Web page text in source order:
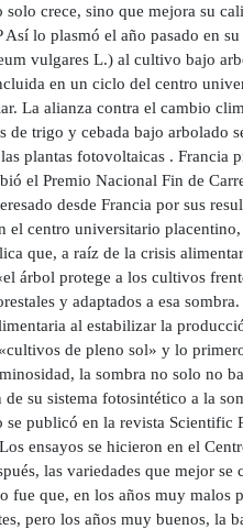
crece, sino que mejora su
lo plasmó el año pasado en
vulgares L.) al cultivo bajo
en un ciclo del centro
La alianza contra el cambio
trigo y cebada bajo arbolado
plantas fotovoltaicas . Francia
el Premio Nacional Fin de
desde Francia por sus
el centro universitario placentino,
que, a raíz de la crisis
árbol protege a los cultivos
y adaptados a esa
al estabilizar la
de pleno sol» y lo
la sombra no solo no
su sistema fotosintético a la
publicó en la revista Scientific
ensayos se hicieron en el
las variedades que mejor se
que, en los años muy malos
pero los años muy buenos, la